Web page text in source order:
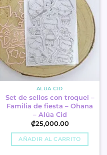
ALÚA CID
Set de sellos con troquel –
Familia de fiesta – Ohana
– Alúa Cid
₡25,000.00
AÑADIR AL CARRITO